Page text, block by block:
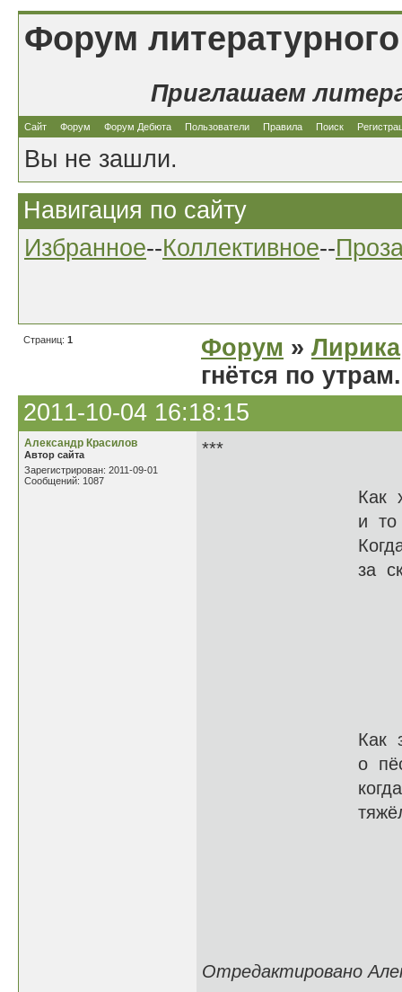
Форум
Приглашаем
Сайт Форум Форум Дебюта Пользователи Правила Поиск
Вы не зашли.
Навигация по сайту
Избранное--Коллективное--
Страниц: 1 Форум » Лирика
гнётся по
2011-10-04 16:18:15
Александр Красилов
Автор сайта
Зарегистрирован: 2011-09-01
Сообщений: 1087
***
Как хорошо,
и то стоит,
Когда здоров
за скудной
Как
о пёстром
когда тебе
тяжёлым
Отредактировано